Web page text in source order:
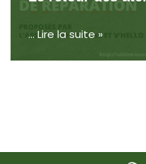
… Lire la suite »